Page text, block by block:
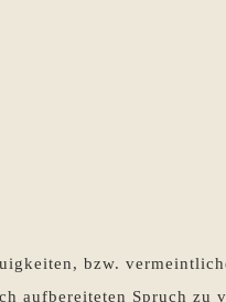
bzw.
aufbereiteten Spruch zu